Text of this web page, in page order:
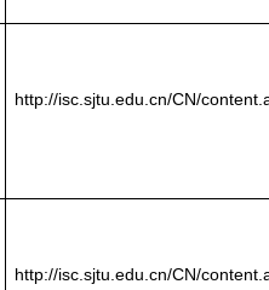
http://isc.sjtu.edu.cn/CN/
http://isc.sjtu.edu.cn/CN/